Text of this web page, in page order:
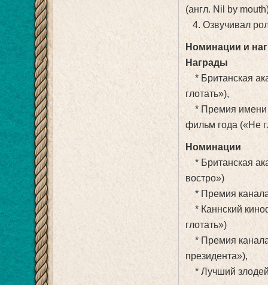
(англ. Nil by
4. Озвучивал
Номинации и
Награды
* Британская
глотать»),
* Премия имени
фильм года («Не
Номинации
* Британская
востро»)
* Премия канала
* Каннский
глотать»)
* Премия
президента»),
* Лучший